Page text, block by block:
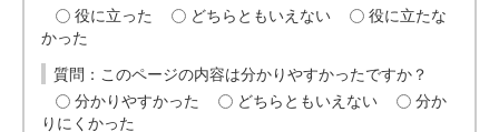
役に立った
どちらともいえない
役に立たな
かった
質問：このページの内容は分かりやすかったですか？
分かりやすかった
どちらともいえない
分か
りにくかった